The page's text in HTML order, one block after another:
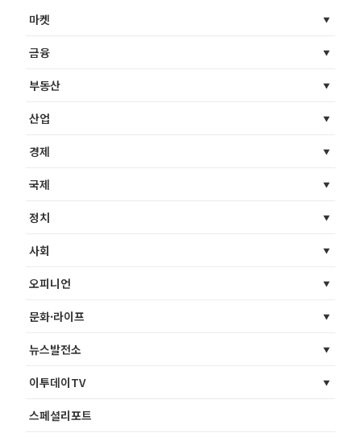
마켓
금융
부동산
산업
경제
국제
정치
사회
오피니언
문화·라이프
뉴스발전소
이투데이TV
스페셜리포트